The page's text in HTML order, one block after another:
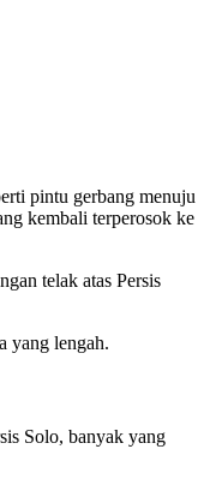
pintu gerbang menuju
kembali terperosok ke
telak atas Persis
yang lengah.
Solo, banyak yang